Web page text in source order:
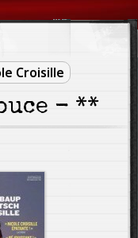
Croisille
- **